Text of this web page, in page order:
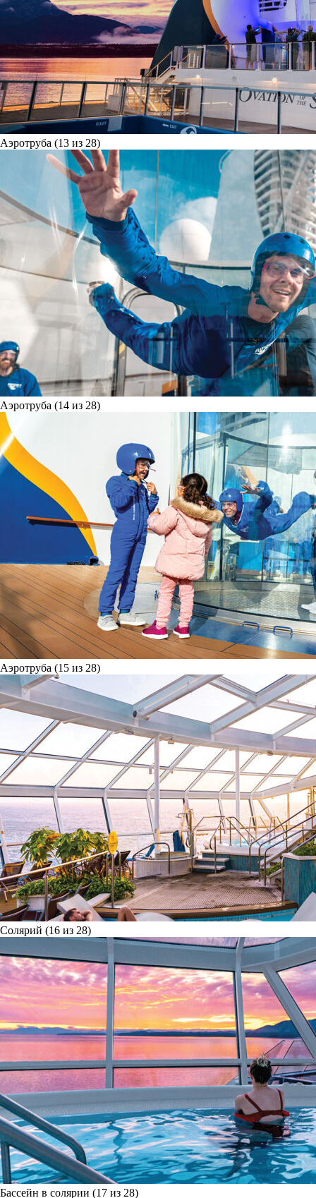
Аэротруба (13 из 28)
Аэротруба (14 из 28)
Аэротруба (15 из 28)
Солярий (16 из 28)
Бассейн в солярии (17 из 28)